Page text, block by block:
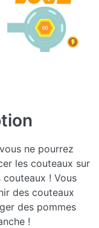
ne pourrez
les couteaux sur
! Vous
des couteaux
des pommes
!